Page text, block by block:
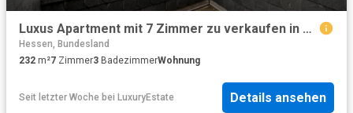
Luxus Apartment mit 7 Zimmer zu verkaufen in Frankfurt am Main, Hessen
Hessen, Bundesland
232 m²7 Zimmer3 BadezimmerWohnung
Seit letzter Woche bei LuxuryEstate Details ansehen